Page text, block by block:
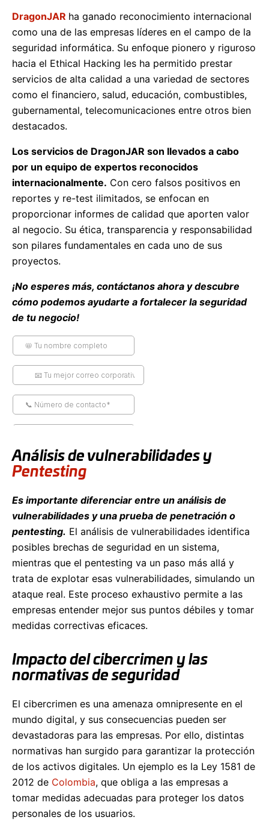
DragonJAR ha ganado reconocimiento internacional
como una de las empresas líderes en el campo de la
seguridad informática. Su enfoque pionero y riguroso
hacia el Ethical Hacking les ha permitido prestar
servicios de alta calidad a una variedad de sectores
como el financiero, salud, educación, combustibles,
gubernamental, telecomunicaciones entre otros bien
destacados.
Los servicios de DragonJAR son llevados a cabo
por un equipo de expertos reconocidos
internacionalmente. Con cero falsos positivos en
reportes y re-test ilimitados, se enfocan en
proporcionar informes de calidad que aporten valor
al negocio. Su ética, transparencia y responsabilidad
son pilares fundamentales en cada uno de sus
proyectos.
¡No esperes más, contáctanos ahora y descubre
cómo podemos ayudarte a fortalecer la seguridad
de tu negocio!
Análisis de vulnerabilidades y
Pentesting
Es importante diferenciar entre un análisis de
vulnerabilidades y una prueba de penetración o
pentesting. El análisis de vulnerabilidades identifica
posibles brechas de seguridad en un sistema,
mientras que el pentesting va un paso más allá y
trata de explotar esas vulnerabilidades, simulando un
ataque real. Este proceso exhaustivo permite a las
empresas entender mejor sus puntos débiles y tomar
medidas correctivas eficaces.
Impacto del cibercrimen y las
normativas de seguridad
El cibercrimen es una amenaza omnipresente en el
mundo digital, y sus consecuencias pueden ser
devastadoras para las empresas. Por ello, distintas
normativas han surgido para garantizar la protección
de los activos digitales. Un ejemplo es la Ley 1581 de
2012 de Colombia, que obliga a las empresas a
tomar medidas adecuadas para proteger los datos
personales de los usuarios.